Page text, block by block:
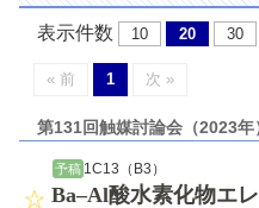
表示件数 10 20 30
« 前 1 次 »
第131回触媒討論会（2023年
予稿 1C13（B3）
Ba‒Al酸水素化物エ